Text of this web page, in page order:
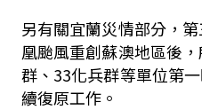
另有關宜蘭災情部分，
凰颱風重創蘇澳地區後
群、33化兵群等單位第
續復原工作。